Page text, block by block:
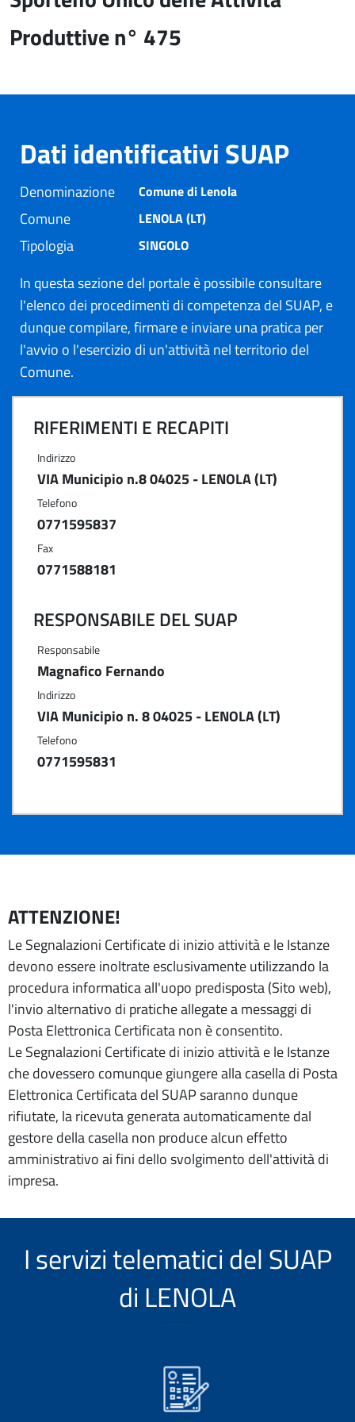
Produttive n° 475
Dati identificativi SUAP
Denominazione Comune di Lenola
Comune LENOLA (LT)
Tipologia SINGOLO
In questa sezione del portale è possibile consultare
l'elenco dei procedimenti di competenza del SUAP, e
dunque compilare, firmare e inviare una pratica per
l'avvio o l'esercizio di un'attività nel territorio del
Comune.
RIFERIMENTI E RECAPITI
Indirizzo
VIA Municipio n.8 04025 - LENOLA (LT)
Telefono
0771595837
Fax
0771588181
RESPONSABILE DEL SUAP
Responsabile
Magnafico Fernando
Indirizzo
VIA Municipio n. 8 04025 - LENOLA (LT)
Telefono
0771595831
ATTENZIONE!
Le Segnalazioni Certificate di inizio attività e le Istanze
devono essere inoltrate esclusivamente utilizzando la
procedura informatica all'uopo predisposta (Sito web),
l'invio alternativo di pratiche allegate a messaggi di
Posta Elettronica Certificata non è consentito.
Le Segnalazioni Certificate di inizio attività e le Istanze
che dovessero comunque giungere alla casella di Posta
Elettronica Certificata del SUAP saranno dunque
rifiutate, la ricevuta generata automaticamente dal
gestore della casella non produce alcun effetto
amministrativo ai fini dello svolgimento dell'attività di
impresa.
I servizi telematici del SUAP
di LENOLA